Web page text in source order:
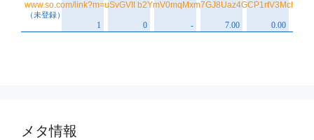
メタ情報